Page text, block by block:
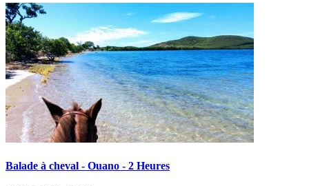
Balade à cheval - Ouano - 2 Heures